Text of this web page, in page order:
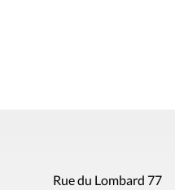
Rue du Lombard 77